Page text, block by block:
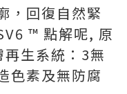
，回復自然緊
™ 點解呢, 原
生系統：3無
色素及無防腐